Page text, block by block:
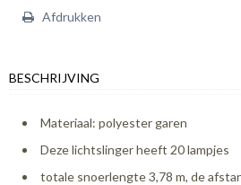
Afdrukken
BESCHRIJVING
Materiaal: polyester garen
Deze lichtslinger heeft 20 lampjes
totale snoerlengte 3,78 m, de